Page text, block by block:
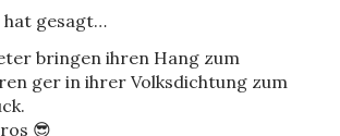
hat gesagt…
bringen ihren Hang zum
ger in ihrer Volksdichtung zum
😎